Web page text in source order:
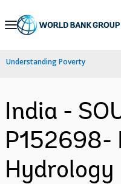
Skip
Navigation
Understanding Poverty
India -
P152698-
Hydrology